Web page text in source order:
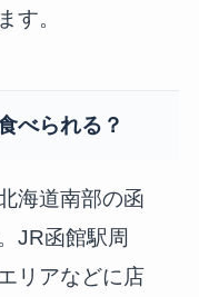
す。
べられる？
海道南部の函
JR函館駅周
リアなどに店